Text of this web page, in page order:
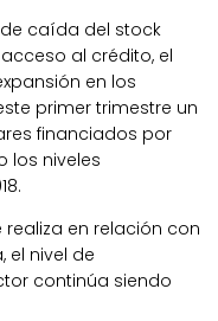
caída del stock
al crédito, el
en los
primer trimestre un
financiados por
los niveles
en relación con
el nivel de
continúa siendo